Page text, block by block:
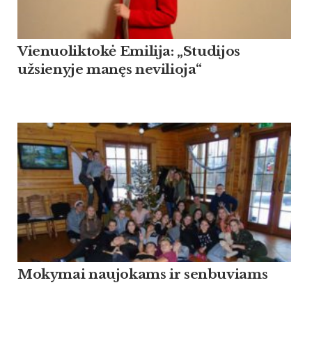
Vienuoliktokė Emilija: „Studijos
užsienyje manęs nevilioja“
Mokymai naujokams ir senbuviams